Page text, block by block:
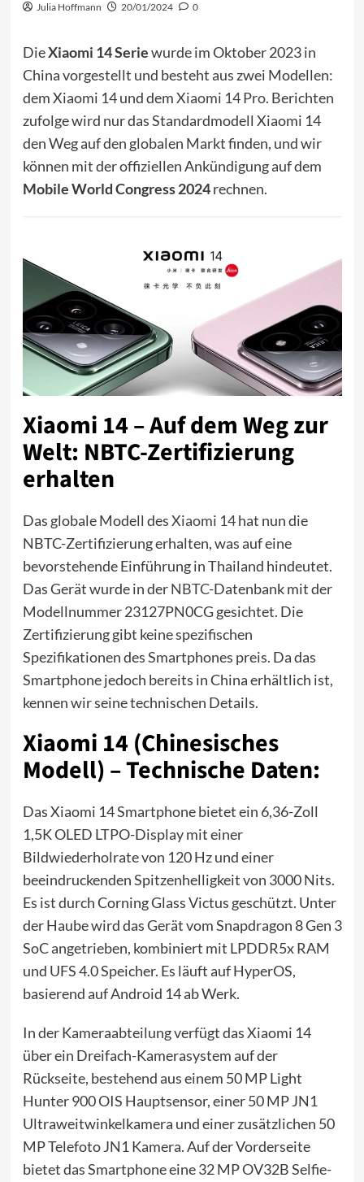
Julia Hoffmann 20/01/2024 0
DieXiaomi 14 Seriewurde im Oktober 2023 in
China vorgestellt und besteht aus zwei Modellen:
dem Xiaomi 14 und demXiaomi 14 Pro. Berichten
zufolge wird nur das Standardmodell Xiaomi 14
den Weg auf den globalen Markt finden, und wir
können mit der offiziellen Ankündigung auf dem
Mobile World Congress 2024rechnen.
Xiaomi 14 – Auf dem Weg zur
Welt: NBTC-Zertifizierung
erhalten
Das globale Modell desXiaomi 14hat nun die
NBTC-Zertifizierung erhalten, was auf eine
bevorstehende Einführung in Thailand hindeutet.
Das Gerät wurde in derNBTC-Datenbank mit der
Modellnummer 23127PN0CG gesichtet. Die
Zertifizierung gibt keine spezifischen
Spezifikationen des Smartphones preis. Da das
Smartphone jedoch bereits in China erhältlich ist,
kennen wir seine technischen Details.
Xiaomi 14 (Chinesisches
Modell) – Technische Daten:
Das Xiaomi 14 Smartphone bietet ein 6,36-Zoll
1,5K OLED LTPO-Display mit einer
Bildwiederholrate von 120 Hz und einer
beeindruckenden Spitzenhelligkeit von 3000 Nits.
Es ist durch Corning Glass Victus geschützt. Unter
der Haube wird das Gerät vom Snapdragon 8 Gen 3
SoC angetrieben, kombiniert mit LPDDR5x RAM
und UFS 4.0 Speicher. Es läuft auf HyperOS,
basierend auf Android 14 ab Werk.
In der Kameraabteilung verfügt das Xiaomi 14
über ein Dreifach-Kamerasystem auf der
Rückseite, bestehend aus einem 50 MP Light
Hunter 900 OIS Hauptsensor, einer 50 MP JN1
Ultraweitwinkelkamera und einer zusätzlichen 50
MP Telefoto JN1 Kamera. Auf der Vorderseite
bietet das Smartphone eine 32 MP OV32B Selfie-